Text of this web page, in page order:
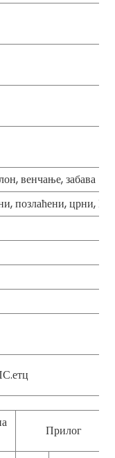
венчање, забава
позлаћени, црни,
Прилог